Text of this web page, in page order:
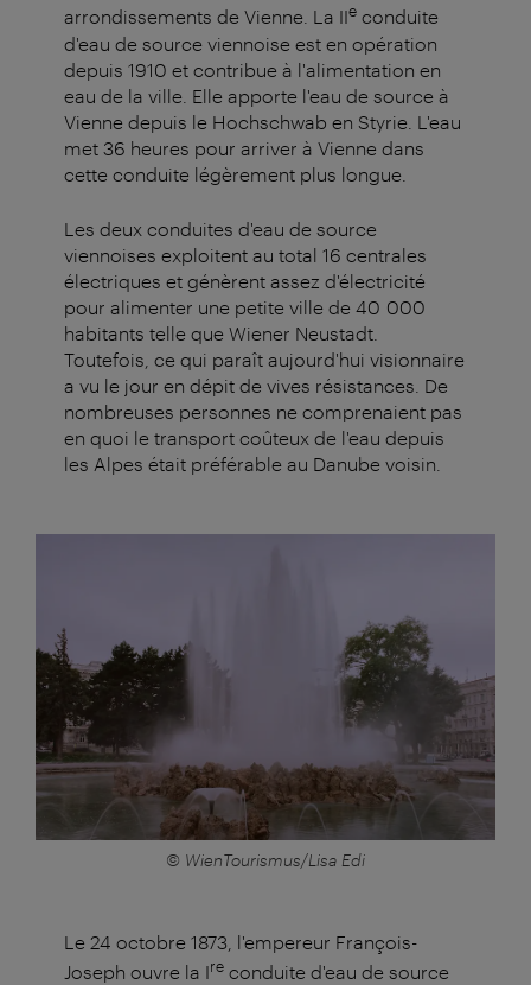
arrondissements de Vienne. La IIe conduite
d'eau de source viennoise est en opération
depuis 1910 et contribue à l'alimentation en
eau de la ville. Elle apporte l'eau de source à
Vienne depuis le Hochschwab en Styrie. L'eau
met 36 heures pour arriver à Vienne dans
cette conduite légèrement plus longue.
Les deux conduites d'eau de source
viennoises exploitent au total 16 centrales
électriques et génèrent assez d'électricité
pour alimenter une petite ville de 40 000
habitants telle que Wiener Neustadt.
Toutefois, ce qui paraît aujourd'hui visionnaire
a vu le jour en dépit de vives résistances. De
nombreuses personnes ne comprenaient pas
en quoi le transport coûteux de l'eau depuis
les Alpes était préférable au Danube voisin.
© WienTourismus/Lisa Edi
Le 24 octobre 1873, l'empereur François-
Joseph ouvre la Ire conduite d'eau de source